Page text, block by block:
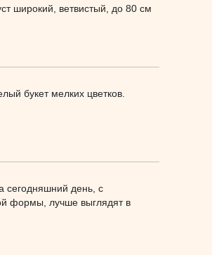
широкий, ветвистый, до 80 см
букет мелких цветков.
сегодняшний день, с
формы, лучше выглядят в